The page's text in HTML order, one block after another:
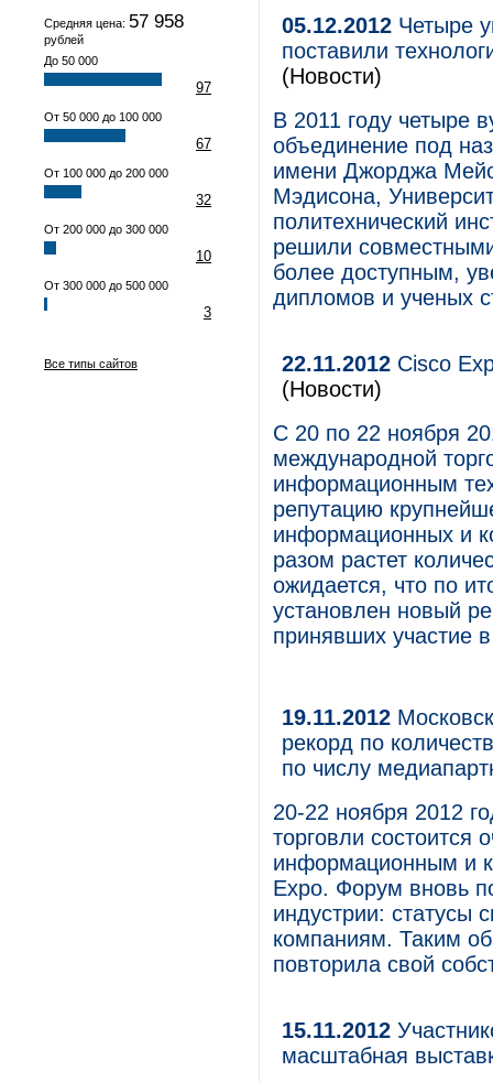
Средняя цена: 57 958
рублей
До 50 000
97
От 50 000 до 100 000
67
От 100 000 до 200 000
32
От 200 000 до 300 000
10
От 300 000 до 500 000
3
Все типы сайтов
05.12.2012 Четыре
поставили
(Новости)
В 2011 году четыре
объединение под
имени Джорджа
Мэдисона,
политехнический
решили
более доступным,
дипломов и ученых
22.11.2012 Cisco
(Новости)
С 20 по 22 ноября
международной
информационным
репутацию
информационных и
разом растет
ожидается, что по
установлен новый
принявших участие
19.11.2012
рекорд по
по числу
20-22 ноября 2012
торговли состоится
информационным и
Expo. Форум вновь
индустрии: статусы
компаниям. Таким
повторила свой
15.11.2012
масштабная